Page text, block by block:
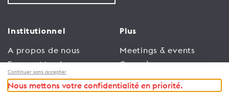
Institutionnel
A propos de nous
Espace Membres
Emploi
Plus
Meetings & events
Congrès
Trade
Continuer sans accepter
Nous mettons votre confidentialité en priorité.